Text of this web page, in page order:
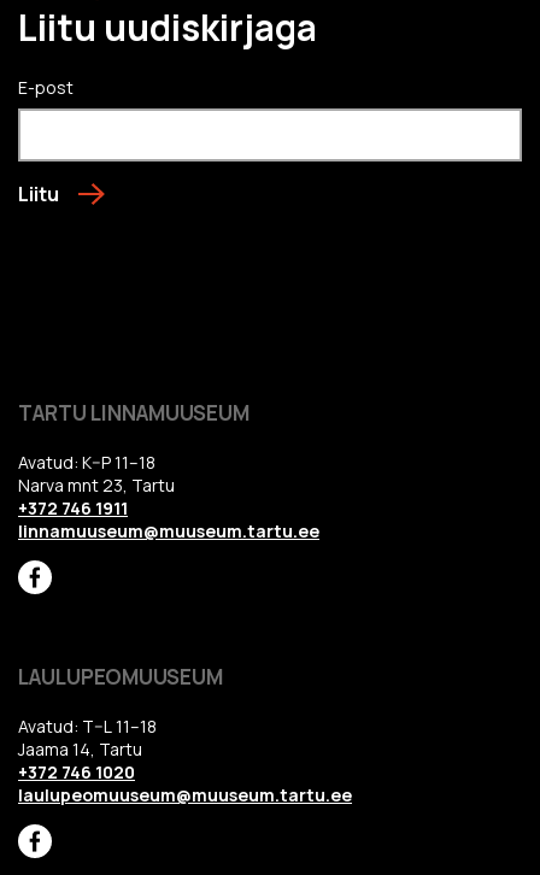
Liitu uudiskirjaga
E-post
Liitu
TARTU LINNAMUUSEUM
Avatud: K–P 11–18
Narva mnt 23, Tartu
+372 746 1911
linnamuuseum@muuseum.tartu.ee
LAULUPEOMUUSEUM
Avatud: T–L 11–18
Jaama 14, Tartu
+372 746 1020
laulupeomuuseum@muuseum.tartu.ee